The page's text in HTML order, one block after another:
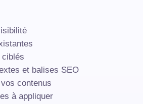
ciblés
et balises SEO
contenus
à appliquer